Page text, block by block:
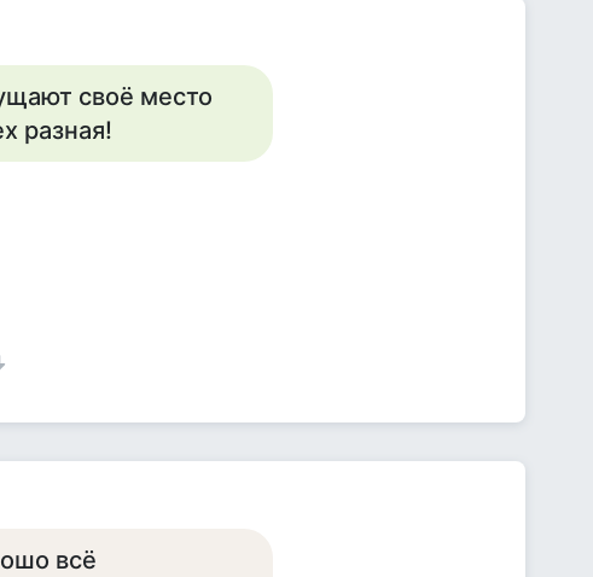
своё место
разная!
всё